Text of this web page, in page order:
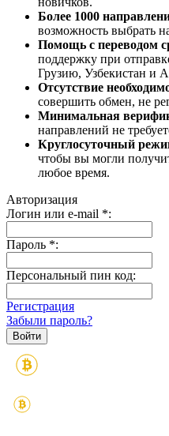
Более 1000
возможность выбрать
Помощь с переводом
поддержку при
Грузию, Узбекистан и
Отсутствие
совершить обмен, не
Минимальная
направлений не
Круглосуточный
чтобы вы могли
любое время.
Авторизация
Логин или e-mail *:
Пароль *:
Персональный пин код:
Регистрация
Забыли пароль?